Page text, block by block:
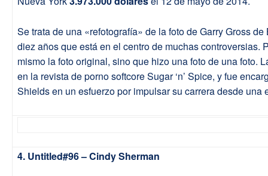
Se trata de una «refotografía» de la foto de Garry Gross
diez años que está en el centro de muchas controversias.
mismo la foto original, sino que hizo una foto de una foto.
en la revista de porno softcore Sugar ‘n’ Spice, y fue
Shields en un esfuerzo por impulsar su carrera desde una
4. Untitled#96 – Cindy Sherman